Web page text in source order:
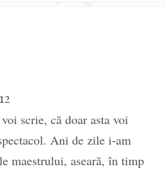
scrie, că doar asta voi
Ani de zile i-am
maestrului, aseară, în timp